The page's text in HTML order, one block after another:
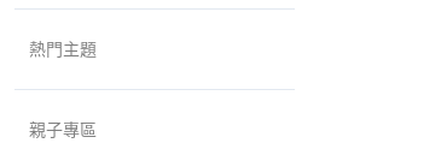
熱門主題
親子專區